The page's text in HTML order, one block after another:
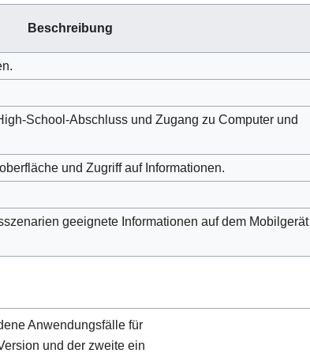
Beschreibung
School-Abschluss und Zugang zu Computer und
und Zugriff auf Informationen.
geeignete Informationen auf dem Mobilgerät
Anwendungsfälle für
und der zweite ein